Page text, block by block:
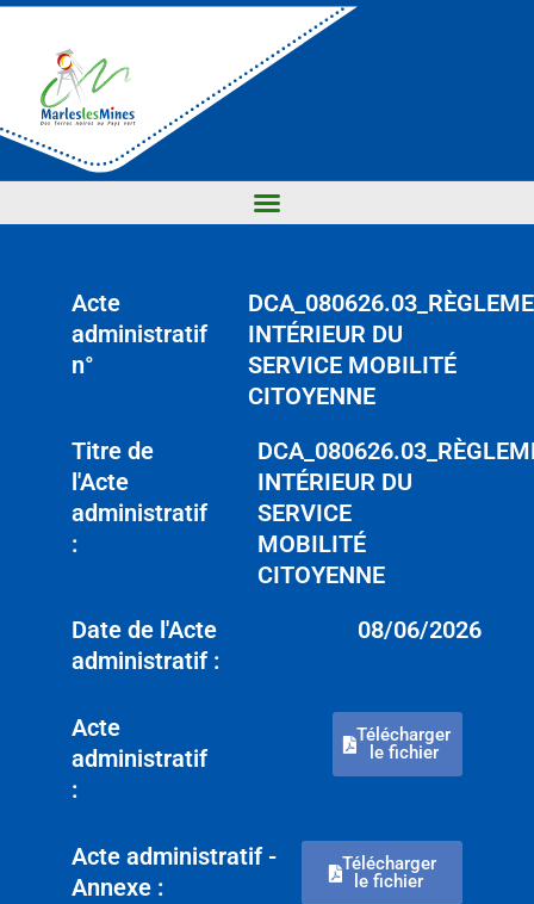
Acte
administratif
n°
INTÉRIEUR DU
SERVICE MOBILITÉ
CITOYENNE
Titre de
l'Acte
administratif
:
INTÉRIEUR DU
SERVICE
MOBILITÉ
CITOYENNE
Date de l'Acte
administratif :
08/06/2026
Acte
administratif
:
Télécharger
le fichier
Acte administratif -
Annexe :
Télécharger
le fichier